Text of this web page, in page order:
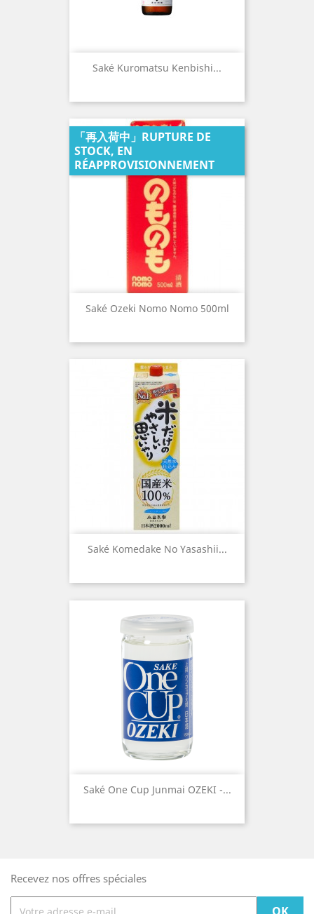
Saké Kuromatsu Kenbishi...
Saké Ozeki Nomo Nomo 500ml
「再入荷中」RUPTURE DE
STOCK, EN
RÉAPPROVISIONNEMENT
Saké Komedake No Yasashii...
Saké One Cup Junmai OZEKI -...
Recevez nos offres spéciales